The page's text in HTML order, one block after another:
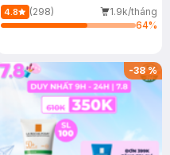
400ml
4.8 (298)
1.9k/tháng
64%
-38%